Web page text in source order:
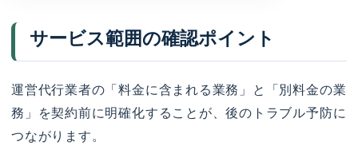
サービス範囲の確認ポイント
運営代行業者の「料金に含まれる業務」と「別料金の業
務」を契約前に明確化することが、後のトラブル予防に
つながります。